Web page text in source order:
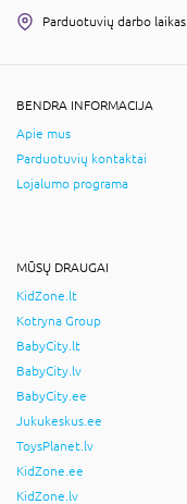
Parduotuvių darbo laikas
BENDRA INFORMACIJA
Apie mus
Parduotuvių kontaktai
Lojalumo programa
MŪSŲ DRAUGAI
KidZone.lt
Kotryna Group
BabyCity.lt
BabyCity.lv
BabyCity.ee
Jukukeskus.ee
ToysPlanet.lv
KidZone.ee
KidZone.lv